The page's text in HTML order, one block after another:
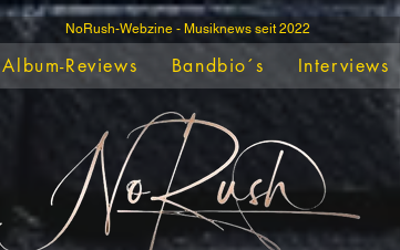
NoRush-Webzine - Musiknews seit 2022
Album-Reviews Bandbio´s Interviews